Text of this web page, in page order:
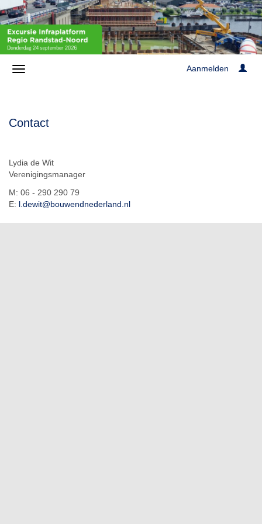
Aanmelden
Contact
Lydia de Wit
Verenigingsmanager
M: 06 - 290 290 79
E: l.dewit@bouwendnederland.nl